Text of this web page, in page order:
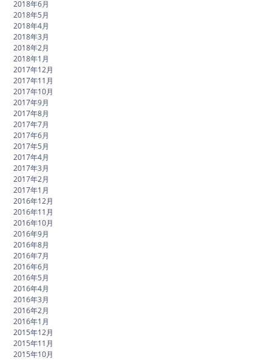
2018年6月
2018年5月
2018年4月
2018年3月
2018年2月
2018年1月
2017年12月
2017年11月
2017年10月
2017年9月
2017年8月
2017年7月
2017年6月
2017年5月
2017年4月
2017年3月
2017年2月
2017年1月
2016年12月
2016年11月
2016年10月
2016年9月
2016年8月
2016年7月
2016年6月
2016年5月
2016年4月
2016年3月
2016年2月
2016年1月
2015年12月
2015年11月
2015年10月